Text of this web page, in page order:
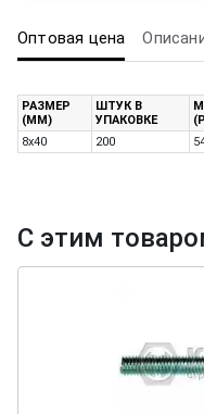
Оптовая цена
РАЗМЕР
(ММ)
ШТУК В
УПАКОВКЕ
8х40
200
С этим